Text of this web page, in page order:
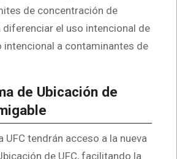
de concentración de
diferenciar el uso intencional de
intencional a contaminantes de
de Ubicación de
UFC tendrán acceso a la nueva
de UFC, facilitando la